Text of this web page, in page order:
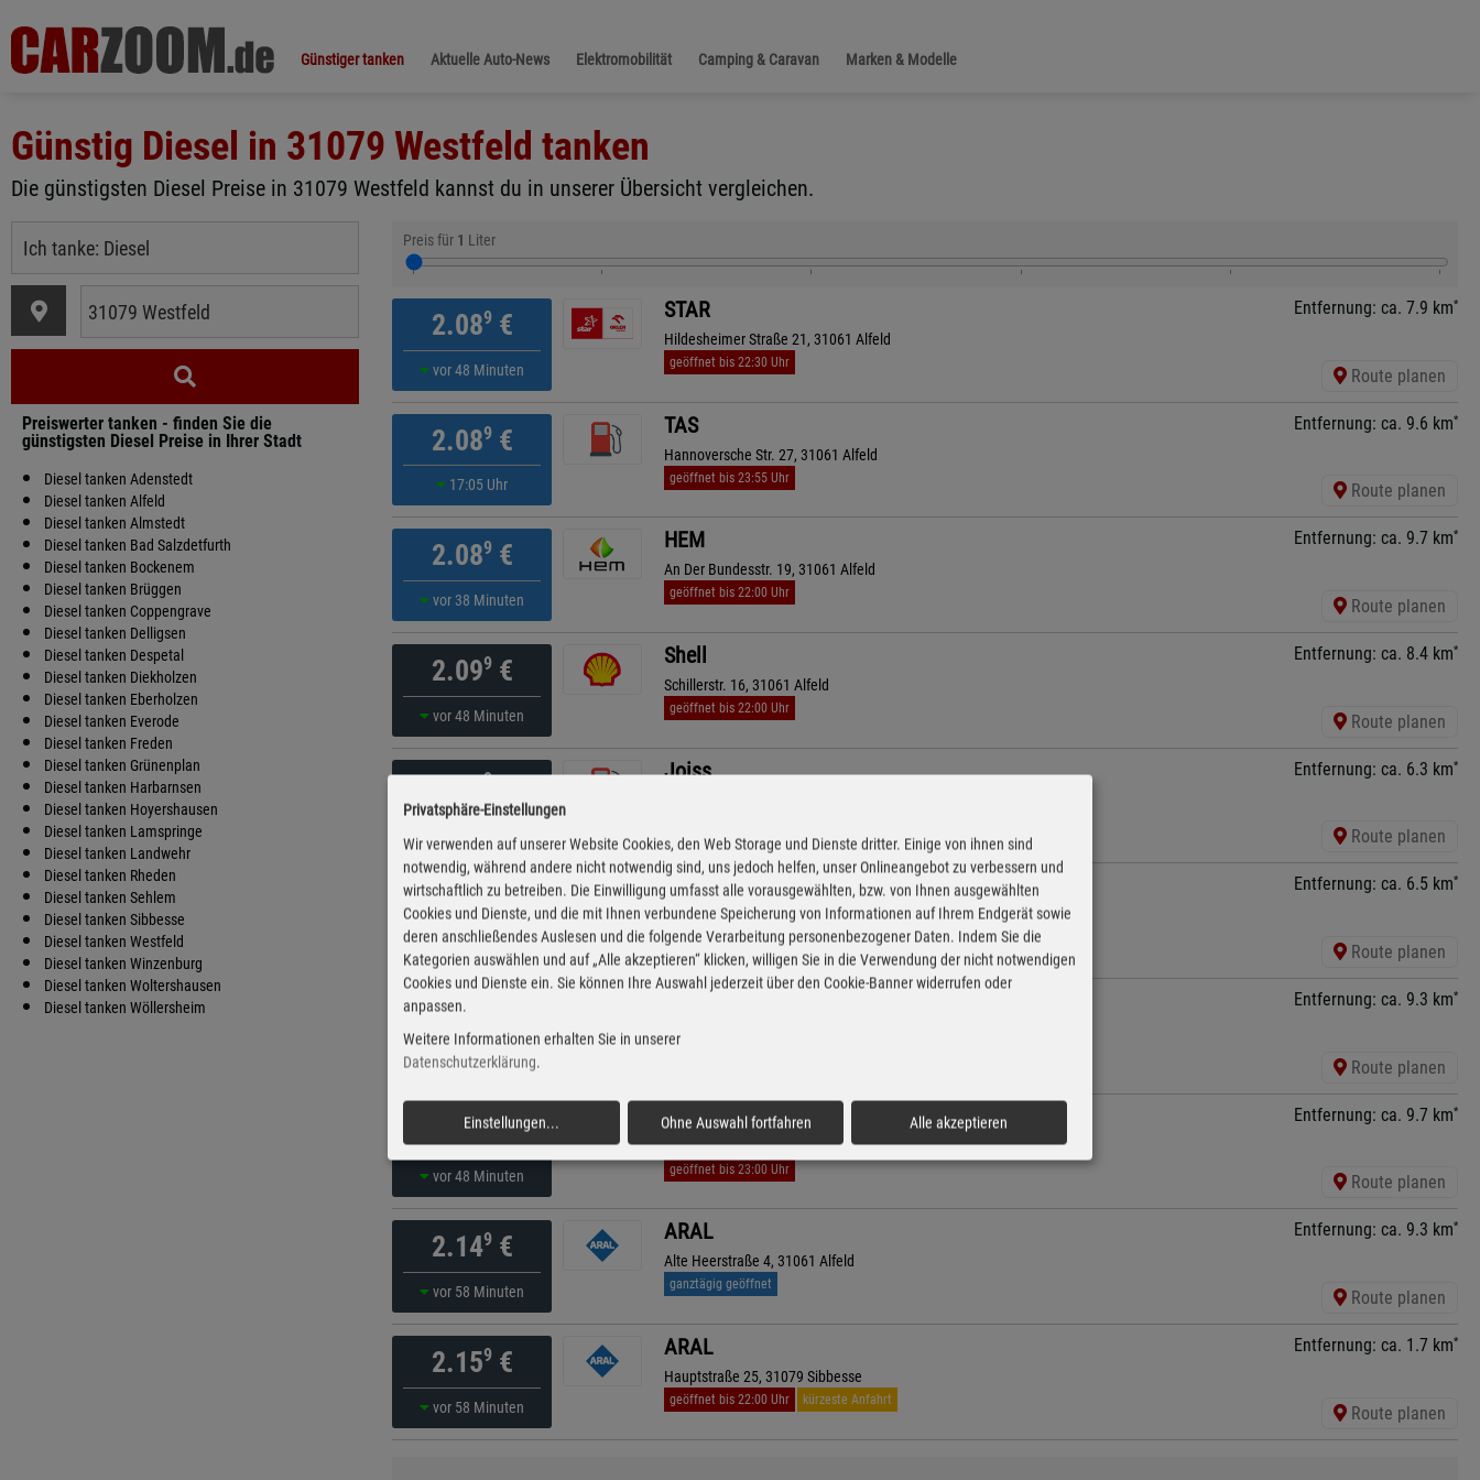
Günstiger tanken Aktuelle Auto-News Elektromobilität Camping & Caravan Marken & Modelle
Günstig Diesel in 31079 Westfeld tanken
Die günstigsten Diesel Preise in 31079 Westfeld kannst du in unserer Übersicht vergleichen.
Preiswerter tanken - finden Sie die
günstigsten Diesel Preise in Ihrer Stadt
Diesel tanken Adenstedt
Diesel tanken Alfeld
Diesel tanken Almstedt
Diesel tanken Bad Salzdetfurth
Diesel tanken Bockenem
Diesel tanken Brüggen
Diesel tanken Coppengrave
Diesel tanken Delligsen
Diesel tanken Despetal
Diesel tanken Diekholzen
Diesel tanken Eberholzen
Diesel tanken Everode
Diesel tanken Freden
Diesel tanken Grünenplan
Diesel tanken Harbarnsen
Diesel tanken Hoyershausen
Diesel tanken Lamspringe
Diesel tanken Landwehr
Diesel tanken Rheden
Diesel tanken Sehlem
Diesel tanken Sibbesse
Diesel tanken Westfeld
Diesel tanken Winzenburg
Diesel tanken Woltershausen
Diesel tanken Wöllersheim
Preis für 1 Liter
2.089€
vor 48 Minuten
STAR
Hildesheimer Straße 21, 31061 Alfeld
geöffnet bis 22:30 Uhr
Entfernung: ca. 7.9 km*
Route planen
2.089€
17:05 Uhr
TAS
Hannoversche Str. 27, 31061 Alfeld
geöffnet bis 23:55 Uhr
Entfernung: ca. 9.6 km*
Route planen
2.089€
vor 38 Minuten
HEM
An Der Bundesstr. 19, 31061 Alfeld
geöffnet bis 22:00 Uhr
Entfernung: ca. 9.7 km*
Route planen
2.099€
vor 48 Minuten
Shell
Schillerstr. 16, 31061 Alfeld
geöffnet bis 22:00 Uhr
Entfernung: ca. 8.4 km*
Route planen
2.139€ Joiss Entfernung: ca. 6.3 km*
Route planen
2.139€
vor 33 Minuten
STAR
Wietföhr 34, 31162 Bad Salzdetfurth
geöffnet bis 22:00 Uhr
Entfernung: ca. 6.5 km*
Route planen
2.13
vor 43 Minuten
Entfernung: ca. 9.3 km*
Route planen
2.139€
vor 48 Minuten
JET
Rex-Brauns-Str. 2, 31139 Hildesheim
geöffnet bis 23:00 Uhr
Entfernung: ca. 9.7 km*
Route planen
2.149€
vor 58 Minuten
ARAL
Alte Heerstraße 4, 31061 Alfeld
ganztägig geöffnet
Entfernung: ca. 9.3 km*
Route planen
2.159€
vor 58 Minuten
ARAL
Hauptstraße 25, 31079 Sibbesse
geöffnet bis 22:00 Uhr kürzeste Anfahrt
Entfernung: ca. 1.7 km*
Route planen
Privatsphäre-Einstellungen
Wir verwenden auf unserer Website Cookies, den Web Storage und Dienste dritter. Einige von ihnen sind
notwendig, während andere nicht notwendig sind, uns jedoch helfen, unser Onlineangebot zu verbessern und
wirtschaftlich zu betreiben. Die Einwilligung umfasst alle vorausgewählten, bzw. von Ihnen ausgewählten
Cookies und Dienste, und die mit Ihnen verbundene Speicherung von Informationen auf Ihrem Endgerät sowie
deren anschließendes Auslesen und die folgende Verarbeitung personenbezogener Daten. Indem Sie die
Kategorien auswählen und auf „Alle akzeptieren“ klicken, willigen Sie in die Verwendung der nicht notwendigen
Cookies und Dienste ein. Sie können Ihre Auswahl jederzeit über den Cookie-Banner widerrufen oder
anpassen.
Weitere Informationen erhalten Sie in unserer
Datenschutzerklärung.
Einstellungen... Ohne Auswahl fortfahren Alle akzeptieren